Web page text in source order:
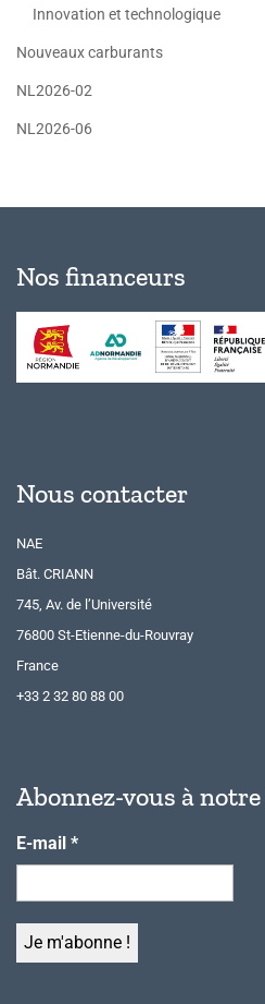
Innovation et technologique
Nouveaux carburants
NL2026-02
NL2026-06
Nos financeurs
Nous contacter
NAE
Bât. CRIANN
745, Av. de l’Université
76800 St-Etienne-du-Rouvray
France
+33 2 32 80 88 00
Abonnez-vous à
E-mail *